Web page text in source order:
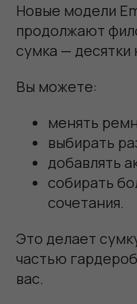
Новые модели
продолжают
сумка — десятки
Вы можете:
менять
выбирать
добавлять
собирать
сочетания.
Это делает
частью
вас.